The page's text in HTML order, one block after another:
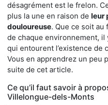
désagrément est le frelon.
plus la une en raison de leur
douloureuse. Que ce soit
de chaque environnement, il
qui entourent l’existence de
Vous en apprendrez un peu
suite de cet article.
Ce qu’il faut savoir à
Villelongue-dels-Monts